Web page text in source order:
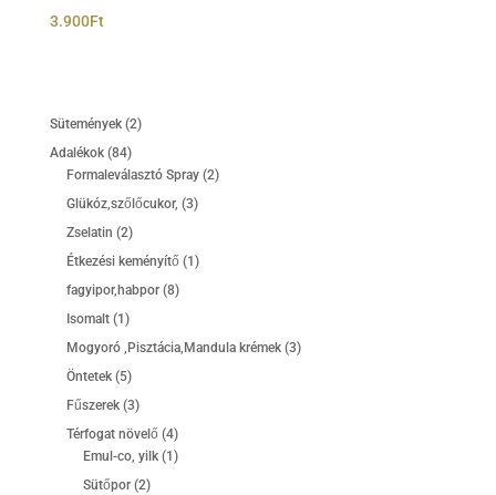
3.900Ft
Sütemények 22
Adalékok 8484
termék
Formaleválasztó Spray 22
Glükóz,szőlőcukor, 33
Zselatin 22
termék
Étkezési keményítő 1 1
fagyipor,habpor 88
Isomalt 1 1
termék
Mogyoró ,Pisztácia,Mandula krémek 33
Öntetek 55
termék
Fűszerek 33
termék
Térfogat növelő 44
termék
Emul-co, yilk 1 1
Sütőpor 22